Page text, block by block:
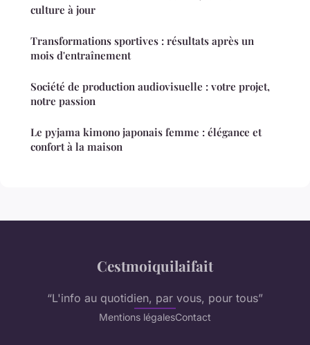
culture à jour
Transformations sportives : résultats après un
mois d'entraînement
Société de production audiovisuelle : votre projet,
notre passion
Le pyjama kimono japonais femme : élégance et
confort à la maison
Cestmoiquilaifait
“L'info au quotidien, par vous, pour tous”
Mentions légalesContact